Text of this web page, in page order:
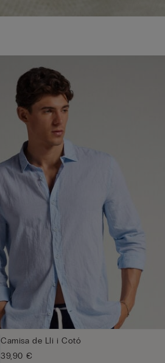
Camisa de Lli i Cotó
39,90 €